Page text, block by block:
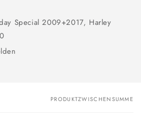
Special 2009+2017, Harley
PRODUKTZWISCHENSUMME